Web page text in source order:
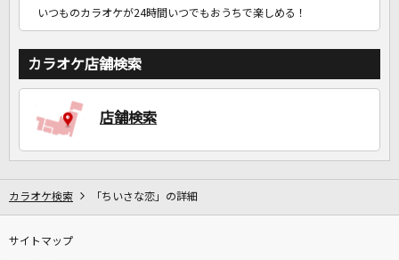
いつものカラオケが24時間いつでもおうちで楽しめる！
カラオケ店舗検索
店舗検索
カラオケ検索 「ちいさな恋」の詳細
サイトマップ